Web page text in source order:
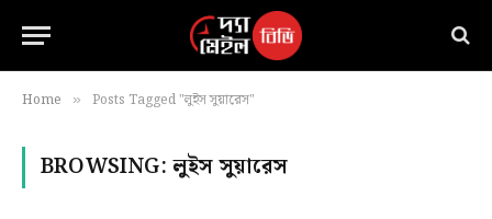
Home » Posts Tagged "লুইস সুয়ারেস"
BROWSING:লুইস সুয়ারেস